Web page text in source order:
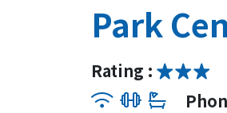
Park
Rating :